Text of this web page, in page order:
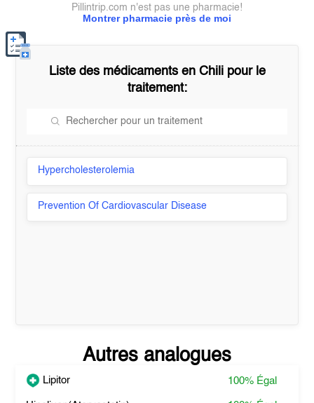
Montrer pharmacie près de moi
Pillintrip.com n'est pas une pharmacie!
Liste des médicaments en Chilipour le
traitement:
Hypercholesterolemia
Prevention Of Cardiovascular Disease
Autres analogues
Lipitor 100% Égal